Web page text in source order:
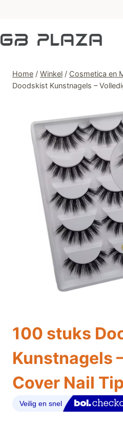
de
inhoud
Home / Winkel / Cosmetica en
Doodskist Kunstnagels –
100 stuks
Kunstnagels
Cover Nail